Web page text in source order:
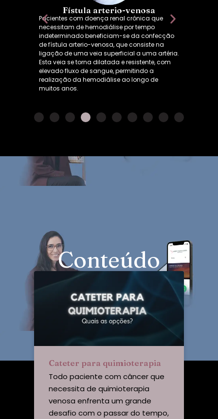
Fístula arterio-venosa
Pacientes com doença renal crônica que
necessitam de hemodiálise por tempo
indeterminado beneficiam-se da confecção
de fístula arterio-venosa, que consiste na
ligação de uma veia superficial a uma artéria.
Esta veia se torna dilatada e resistente, com
elevado fluxo de sangue, permitindo a
realização da hemodiálise ao longo de
muitos anos.
Conteúdo
Cateter para quimioterapia
Todo paciente com câncer que
necessita de quimioterapia
venosa enfrenta um grande
desafio com o passar do tempo,